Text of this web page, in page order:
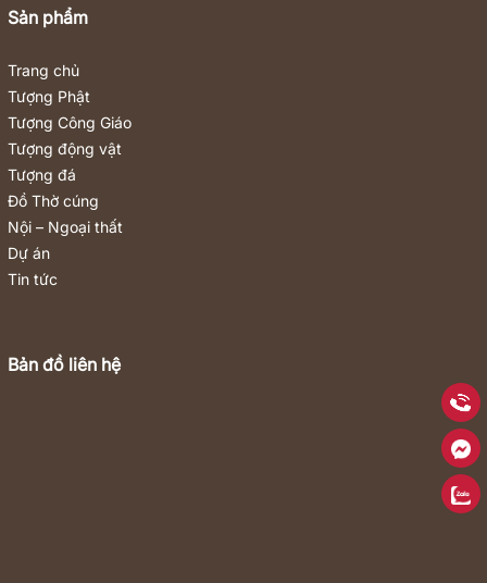
Sản phẩm
Trang chủ
Tượng Phật
Tượng Công Giáo
Tượng động vật
Tượng đá
Đồ Thờ cúng
Nội – Ngoại thất
Dự án
Tin tức
Bản đồ liên hệ